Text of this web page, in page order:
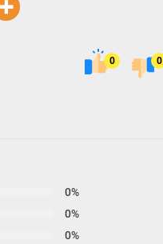
0 0
0%
0%
0%